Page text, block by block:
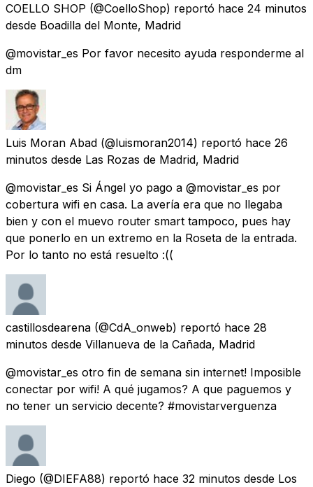
COELLO SHOP (@CoelloShop) reportó hace 24 minutos
desde Boadilla del Monte, Madrid
@movistar_es Por favor necesito ayuda responderme al
dm
Luis Moran Abad (@luismoran2014) reportó hace 26
minutos desde Las Rozas de Madrid, Madrid
@movistar_es Si Ángel yo pago a @movistar_es por
cobertura wifi en casa. La avería era que no llegaba
bien y con el muevo router smart tampoco, pues hay
que ponerlo en un extremo en la Roseta de la entrada.
Por lo tanto no está resuelto :((
castillosdearena (@CdA_onweb) reportó hace 28
minutos desde Villanueva de la Cañada, Madrid
@movistar_es otro fin de semana sin internet! Imposible
conectar por wifi! A qué jugamos? A que paguemos y
no tener un servicio decente? #movistarverguenza
Diego (@DIEFA88) reportó hace 32 minutos desde Los